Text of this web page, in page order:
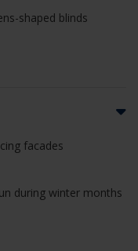
shaped blinds
facades
during winter months